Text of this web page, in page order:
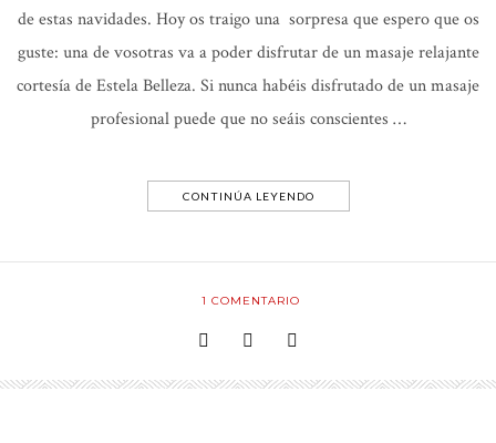
de estas navidades. Hoy os traigo una sorpresa que espero que os
guste: una de vosotras va a poder disfrutar de un masaje relajante
cortesía de Estela Belleza. Si nunca habéis disfrutado de un masaje
profesional puede que no seáis conscientes …
CONTINÚA LEYENDO
1 COMENTARIO